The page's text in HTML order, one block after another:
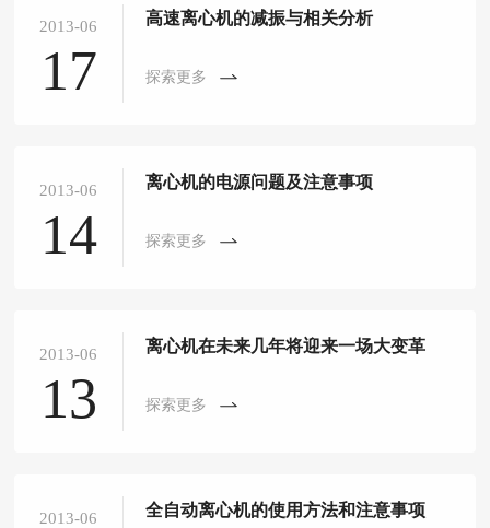
2013-06
17
高速离心机的减振与相关分析
探索更多
2013-06
14
离心机的电源问题及注意事项
探索更多
2013-06
13
离心机在未来几年将迎来一场大变革
探索更多
2013-06 全自动离心机的使用方法和注意事项